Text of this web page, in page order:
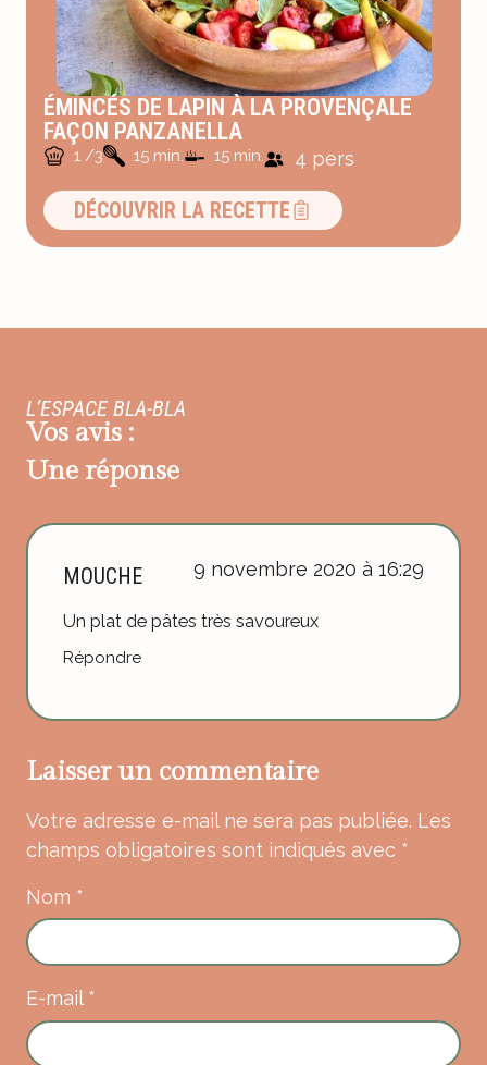
ÉMINCÉS DE LAPIN À LA PROVENÇALE
FAÇON PANZANELLA
1 /3 15 min. 15 min. 4 pers
DÉCOUVRIR LA RECETTE
L’ESPACE BLA-BLA
Vos avis :
Une réponse
MOUCHE 9 novembre 2020 à 16:29
Un plat de pâtes très savoureux
Répondre
Laisser un commentaire
Votre adresse e-mail ne sera pas publiée. Les
champs obligatoires sont indiqués avec *
Nom *
E-mail *